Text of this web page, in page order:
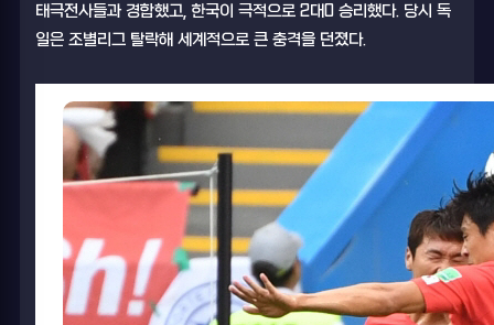
태극전사들과 경합했고, 한국이 극적으로 2대0 승리했다. 당시 독
일은 조별리그 탈락해 세계적으로 큰 충격을 던졌다.